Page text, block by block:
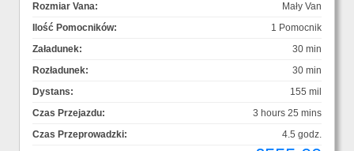
Rozmiar Vana:
Mały Van
Ilość Pomocników:
1 Pomocnik
Załadunek:
30 min
Rozładunek:
30 min
Dystans:
155 mil
Czas Przejazdu:
3 hours 25 mins
Czas Przeprowadzki:
4.5 godz.